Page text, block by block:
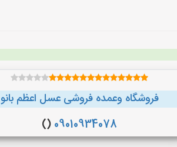
فروشگاه وعمده فروشی عسل اعظم بانو
09010934078
()